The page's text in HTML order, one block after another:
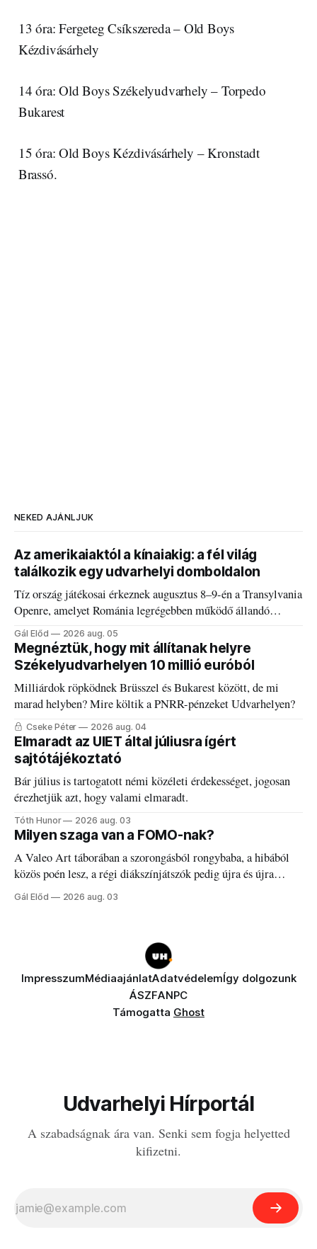
13 óra: Fergeteg Csíkszereda – Old Boys
Kézdivásárhely
14 óra: Old Boys Székelyudvarhely – Torpedo
Bukarest
15 óra: Old Boys Kézdivásárhely – Kronstadt
Brassó.
NEKED AJÁNLJUK
Az amerikaiaktól a kínaiakig: a fél világ
találkozik egy udvarhelyi domboldalon
Tíz ország játékosai érkeznek augusztus 8–9-én a Transylvania
Openre, amelyet Románia legrégebben működő állandó
discgolfpályáján rendeznek meg.
Gál Előd 2026 aug. 05
Megnéztük, hogy mit állítanak helyre
Székelyudvarhelyen 10 millió euróból
Milliárdok röpködnek Brüsszel és Bukarest között, de mi
marad helyben? Mire költik a PNRR-pénzeket Udvarhelyen?
Cseke Péter 2026 aug. 04
Elmaradt az UIET által júliusra ígért
sajtótájékoztató
Bár július is tartogatott némi közéleti érdekességet, jogosan
érezhetjük azt, hogy valami elmaradt.
Tóth Hunor 2026 aug. 03
Milyen szaga van a FOMO-nak?
A Valeo Art táborában a szorongásból rongybaba, a hibából
közös poén lesz, a régi diákszínjátszók pedig újra és újra
visszatalálnak egymáshoz.
Gál Előd 2026 aug. 03
ImpresszumMédiaajánlatAdatvédelemÍgy dolgozunk
ÁSZFANPC
Támogatta Ghost
Udvarhelyi Hírportál
A szabadságnak ára van. Senki sem fogja helyetted
kifizetni.